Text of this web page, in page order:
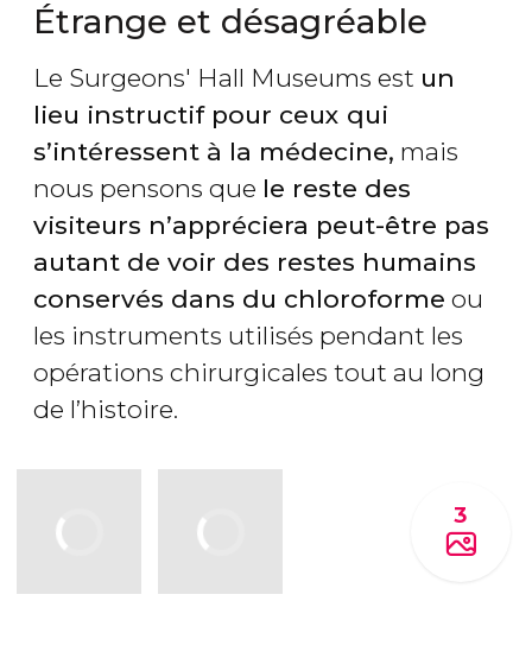
Étrange et désagréable
Le Surgeons' Hall Museums est un
lieu instructif pour ceux qui
s’intéressent à la médecine, mais
nous pensons que le reste des
visiteurs n’appréciera peut-être pas
autant de voir des restes humains
conservés dans du chloroforme ou
les instruments utilisés pendant les
opérations chirurgicales tout au long
de l’histoire.
3